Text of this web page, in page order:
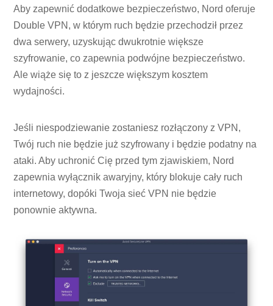
Aby zapewnić dodatkowe bezpieczeństwo, Nord oferuje
Double VPN, w którym ruch będzie przechodził przez
dwa serwery, uzyskując dwukrotnie większe
szyfrowanie, co zapewnia podwójne bezpieczeństwo.
Ale wiąże się to z jeszcze większym kosztem
wydajności.
Jeśli niespodziewanie zostaniesz rozłączony z VPN,
Twój ruch nie będzie już szyfrowany i będzie podatny na
ataki. Aby uchronić Cię przed tym zjawiskiem, Nord
zapewnia wyłącznik awaryjny, który blokuje cały ruch
internetowy, dopóki Twoja sieć VPN nie będzie
ponownie aktywna.